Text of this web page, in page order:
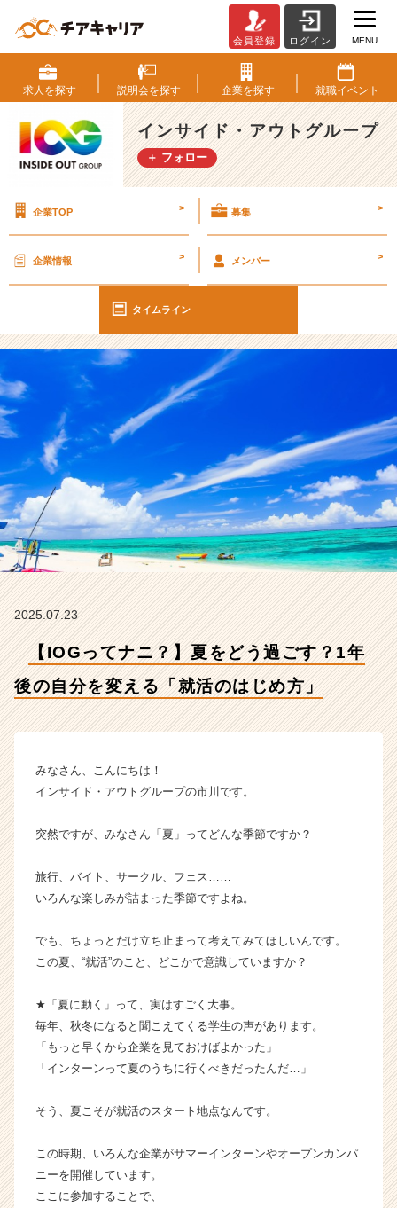
O
G
っ
て
ナ
ニ？】
う
す？
1
後
分
を
「就
活
の
は
じ
ン
サ
イ
ド・
グ
ル
プ
イ
ム
イ
ン】
ベ
チ
ャ
ー・
長
業
ら
ス
会員登録 ログイン MENU
求人を探す 説明会を探す 企業を探す 就職イベント
インサイド・アウトグループ
＋ フォロー
企業TOP > 募集 >
企業情報 > メンバー >
タイムライン
2025.07.23
【IOGってナニ？】夏をどう過ごす？1年
後の自分を変える「就活のはじめ方」
みなさん、こんにちは！
インサイド・アウトグループの市川です。
突然ですが、みなさん「夏」ってどんな季節ですか？
旅行、バイト、サークル、フェス……
いろんな楽しみが詰まった季節ですよね。
でも、ちょっとだけ立ち止まって考えてみてほしいんです。
この夏、“就活”のこと、どこかで意識していますか？
★「夏に動く」って、実はすごく大事。
毎年、秋冬になると聞こえてくる学生の声があります。
「もっと早くから企業を見ておけばよかった」
「インターンって夏のうちに行くべきだったんだ…」
そう、夏こそが就活のスタート地点なんです。
この時期、いろんな企業がサマーインターンやオープンカンパ
ニーを開催しています。
ここに参加することで、